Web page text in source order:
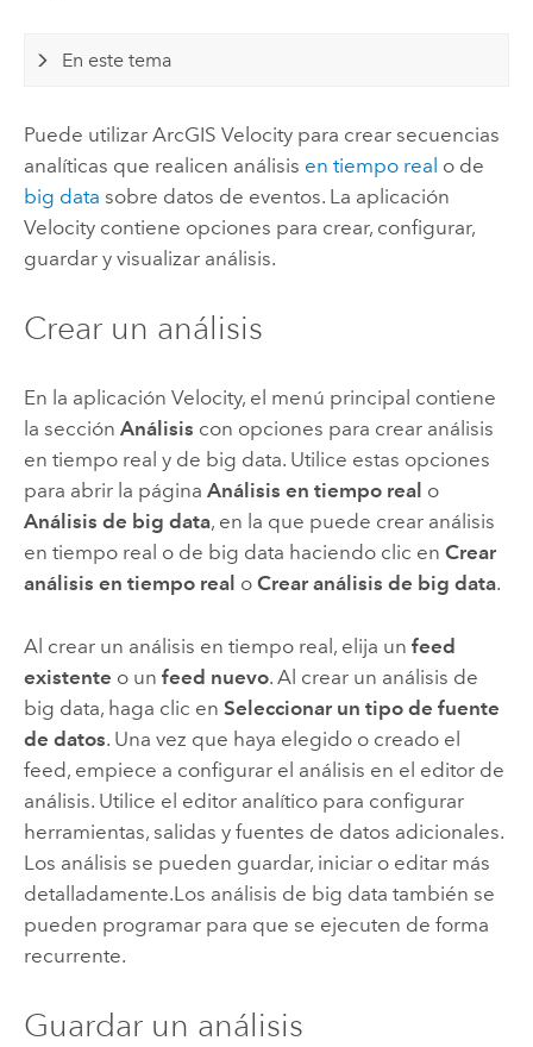
En este tema
Puede utilizar ArcGIS Velocitypara crear secuencias
analíticas que realicen análisis en tiempo real o de
big data sobre datos de eventos. La aplicación
Velocitycontiene opciones para crear, configurar,
guardar y visualizar análisis.
Crear un análisis
En la aplicación Velocity, el menú principal contiene
la sección Análisis con opciones para crear análisis
en tiempo real y de big data. Utilice estas opciones
para abrir la página Análisis en tiempo real o
Análisis de big data, en la que puede crear análisis
en tiempo real o de big data haciendo clic en Crear
análisis en tiempo real o Crear análisis de big data.
Al crear un análisis en tiempo real, elija un feed
existente o un feed nuevo. Al crear un análisis de
big data, haga clic en Seleccionar un tipo de fuente
de datos.Una vez que haya elegido o creado el
feed, empiece a configurar el análisis en el editor de
análisis. Utilice el editor analítico para configurar
herramientas, salidas y fuentes de datos adicionales.
Los análisis se pueden guardar, iniciar o editar más
detalladamente.Los análisis de big data también se
pueden programar para que se ejecuten de forma
recurrente.
Guardar un análisis